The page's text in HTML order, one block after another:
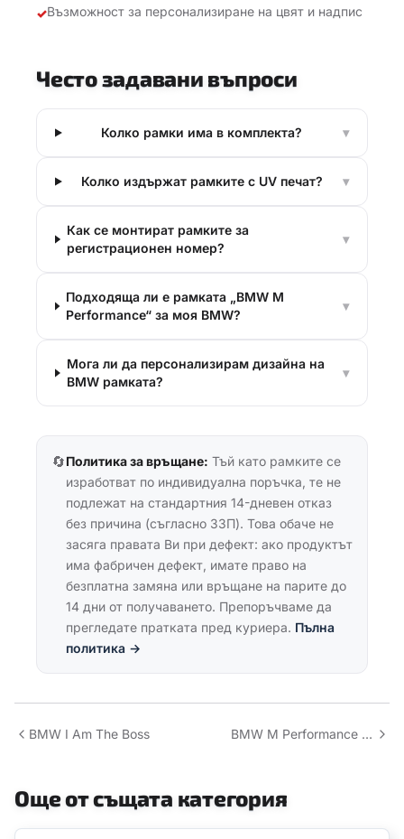
✓Възможност за персонализиране на цвят и надпис
Често задавани въпроси
Колко рамки има в комплекта? ▾
Колко издържат рамките с UV печат? ▾
Как се монтират рамките за
регистрационен номер?
▾
Подходяща ли е рамката „BMW M
Performance“ за моя BMW?
▾
Мога ли да персонализирам дизайна на
BMW рамката?
▾
🔄Политика за връщане: Тъй като рамките се
изработват по индивидуална поръчка, те не
подлежат на стандартния 14-дневен отказ
без причина (съгласно ЗЗП). Това обаче не
засяга правата Ви при дефект: ако продуктът
има фабричен дефект, имате право на
безплатна замяна или връщане на парите до
14 дни от получаването. Препоръчваме да
прегледате пратката пред куриера. Пълна
политика →
BMW I Am The Boss BMW M Performance v3
Още от същата категория